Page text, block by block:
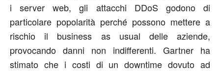
i server web, gli attacchi DDoS godono di
particolare popolarità perché possono mettere a
rischio il business as usual delle aziende,
provocando danni non indifferenti. Gartner ha
stimato che i costi di un downtime dovuto ad